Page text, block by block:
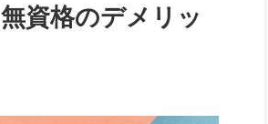
資格のデメリッ